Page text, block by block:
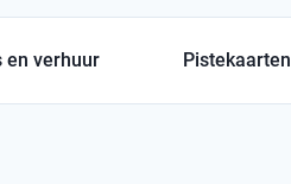
en verhuur Pistekaarten